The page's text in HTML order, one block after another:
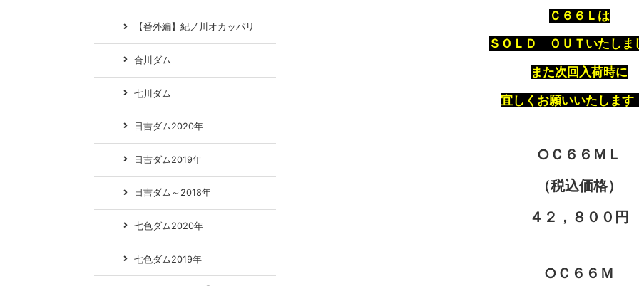
Ｃ６６Ｌは
ＳＯＬＤ ＯＵＴいたしま
また次回入荷時に
宜しくお願いいたします
○Ｃ６６ＭＬ
（税込価格）
４２，８００円
○Ｃ６６Ｍ
【番外編】紀ノ川オカッパリ
合川ダム
七川ダム
日吉ダム2020年
日吉ダム2019年
日吉ダム～2018年
七色ダム2020年
七色ダム2019年